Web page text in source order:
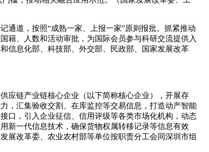
通道，按照“成熟一家、上报一家”原则报批。抓紧推动
籍、人数和活动审批，为国际会员参与科研交流提供入
信息化部、科技部、外交部、民政部、国家发展改革
应链产业链核心企业（以下简称核心企业），开展存
，汇集验收交割、在库监控等交易信息，打造动产智能
口，引入企业征信、信用评级等各类市场化机构，动态
新一代信息技术，确保货物权属转移记录等信息有效
展改革委、农业农村部等单位按职责分工会同深圳市组